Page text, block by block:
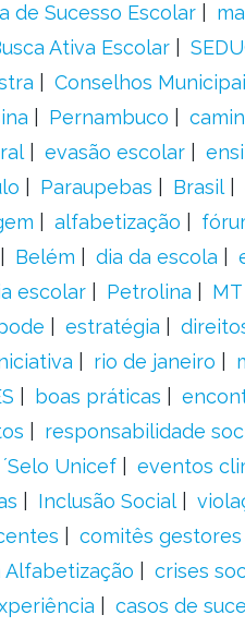
de Sucesso Escolar
Ativa Escolar
Conselhos
Pernambuco
evasão escolar
Paraupebas Brasil
alfabetização
Belém dia da escola
escolar Petrolina MT
estratégia
rio de janeiro
boas práticas
responsabilidade
´Selo Unicef eventos
Inclusão Social
comitês gestores
Alfabetização
crises
casos de